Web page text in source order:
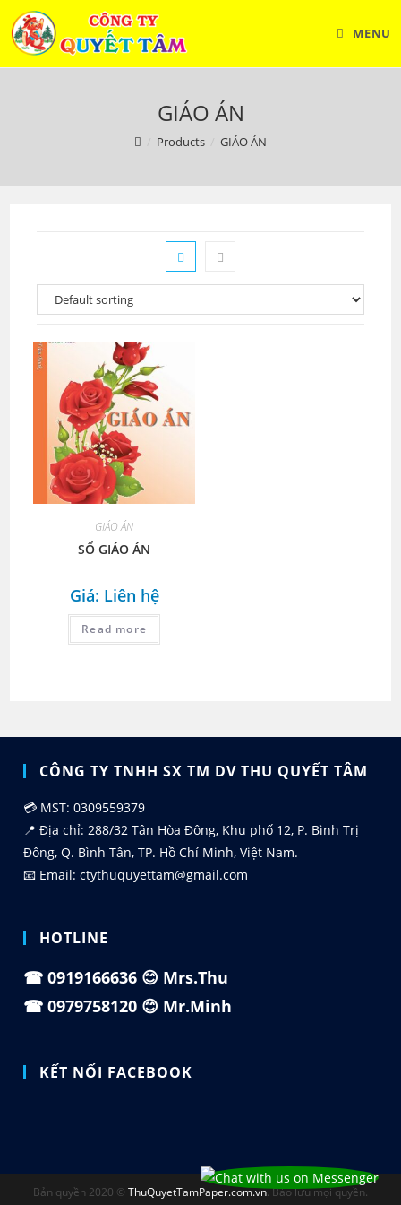
Skip
content
MENU
GIÁO ÁN
Products GIÁO ÁN
GIÁO ÁN
SỔ GIÁO ÁN
Giá: Liên hệ
Read more
CÔNG TY TNHH SX TM DV THU QUYẾT TÂM
💳 MST: 0309559379
📍 Địa chỉ: 288/32 Tân Hòa Đông, Khu phố 12, P. Bình Trị
Đông, Q. Bình Tân, TP. Hồ Chí Minh, Việt Nam.
📧 Email: ctythuquyettam@gmail.com
HOTLINE
☎0919166636 😊 Mrs.Thu
☎0979758120 😊 Mr.Minh
KẾT NỐI FACEBOOK
Bản quyền 2020 © ThuQuyetTamPaper.com.vn. Bảo lưu mọi quyền.